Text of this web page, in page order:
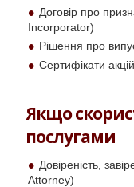
Договір про
Incorporator)
Рішення про
Сертифікати
Якщо
послугами
Довіреність,
Attorney)